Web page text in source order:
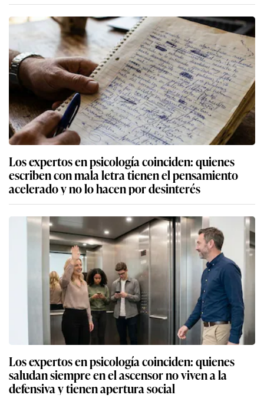
Los expertos en psicología coinciden: quienes
escriben con mala letra tienen el pensamiento
acelerado y no lo hacen por desinterés
Los expertos en psicología coinciden: quienes
saludan siempre en el ascensor no viven a la
defensiva y tienen apertura social